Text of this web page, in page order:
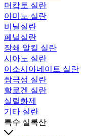
머캅토 실란
아미노 실란
비닐실란
페닐실란
장쇄 알킬 실란
시아노 실란
이소시아네이트 실란
쌍극성 실란
할로겐 실란
실릴화제
기타 실란
특수 실록산